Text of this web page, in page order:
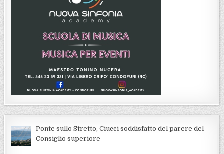
Ponte sullo Stretto, Ciucci soddisfatto del parere del
Consiglio superiore